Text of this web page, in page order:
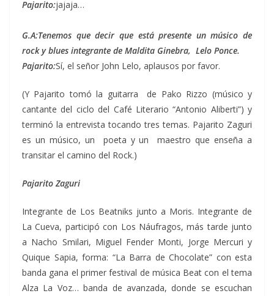
Pajarito:jajaja…
G.A:Tenemos que decir que está presente un músico de
rock y blues integrante de Maldita Ginebra, Lelo Ponce.
Pajarito:Sí, el señor John Lelo, aplausos por favor.
(Y Pajarito tomó la guitarra de Pako Rizzo (músico y
cantante del ciclo del Café Literario “Antonio Aliberti”) y
terminó la entrevista tocando tres temas. Pajarito Zaguri
es un músico, un poeta y un maestro que enseña a
transitar el camino del Rock.)
Pajarito Zaguri
Integrante de Los Beatniks junto a Moris. Integrante de
La Cueva, participó con Los Náufragos, más tarde junto
a Nacho Smilari, Miguel Fender Monti, Jorge Mercuri y
Quique Sapia, forma: “La Barra de Chocolate” con esta
banda gana el primer festival de música Beat con el tema
Alza La Voz… banda de avanzada, donde se escuchan